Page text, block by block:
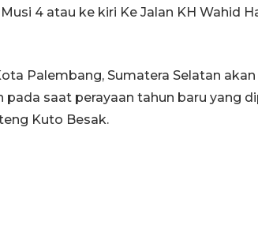
Musi 4 atau ke kiri Ke Jalan KH Wahid
Palembang, Sumatera Selatan
saat perayaan tahun baru yang
Kuto Besak.